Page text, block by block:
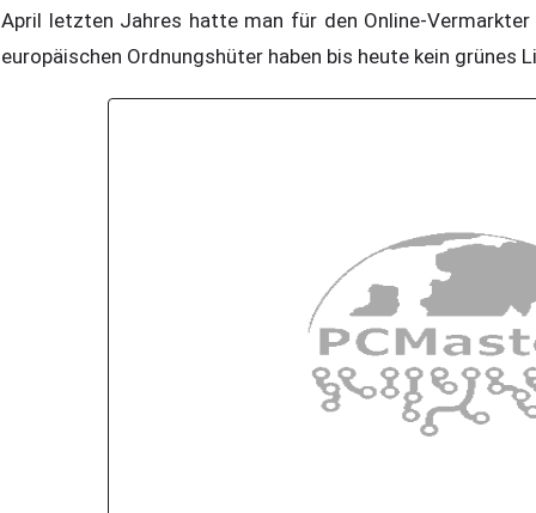
April letzten Jahres hatte man für den Online-
europäischen Ordnungshüter haben bis heute kein grünes